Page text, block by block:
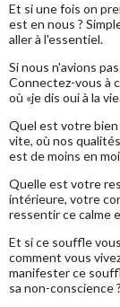
Et si une fois on
est en nous ?
aller à l'essentiel.
Si nous n'avions
Connectez-vous à
où «je dis oui à la
Quel est votre
vite, où nos
est de moins en
Quelle est votre
intérieure, votre
ressentir ce calme
Et si ce souffle
comment vous
manifester ce
sa non-